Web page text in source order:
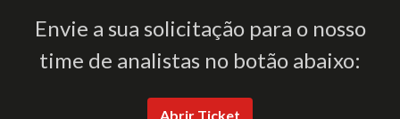
Envie a sua solicitação para o nosso
time de analistas no botão abaixo:
Abrir Ticket